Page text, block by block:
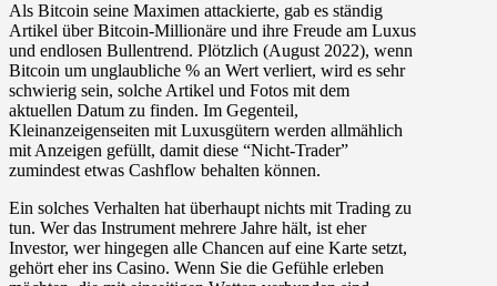
Als Bitcoin seine Maximen attackierte, gab es ständig
Artikel über Bitcoin-Millionäre und ihre Freude am Luxus
und endlosen Bullentrend. Plötzlich (August 2022), wenn
Bitcoin um unglaubliche % an Wert verliert, wird es sehr
schwierig sein, solche Artikel und Fotos mit dem
aktuellen Datum zu finden. Im Gegenteil,
Kleinanzeigenseiten mit Luxusgütern werden allmählich
mit Anzeigen gefüllt, damit diese “Nicht-Trader”
zumindest etwas Cashflow behalten können.
Ein solches Verhalten hat überhaupt nichts mit Trading zu
tun. Wer das Instrument mehrere Jahre hält, ist eher
Investor, wer hingegen alle Chancen auf eine Karte setzt,
gehört eher ins Casino. Wenn Sie die Gefühle erleben